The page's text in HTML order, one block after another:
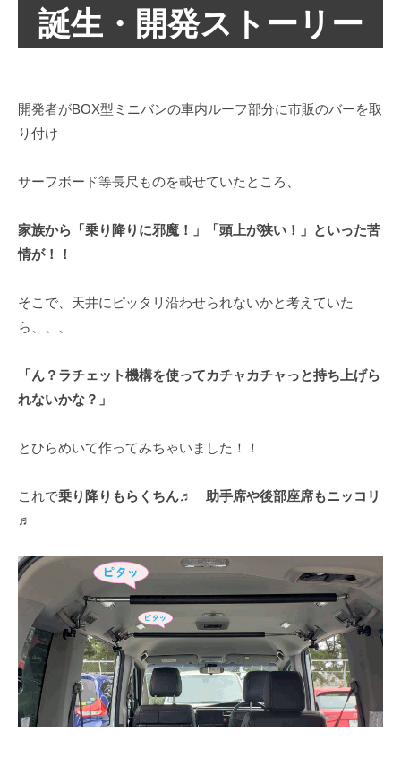
誕生・開発ストーリー
開発者がBOX型ミニバンの車内ルーフ部分に市販のバーを取
り付け
サーフボード等長尺ものを載せていたところ、
家族から「乗り降りに邪魔！」「頭上が狭い！」といった苦
情が！！
そこで、天井にピッタリ沿わせられないかと考えていた
ら、、、
「ん？ラチェット機構を使ってカチャカチャっと持ち上げら
れないかな？」
とひらめいて作ってみちゃいました！！
これで乗り降りもらくちん♬ 助手席や後部座席もニッコリ
♬